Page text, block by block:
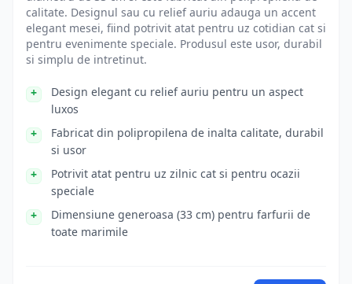
calitate. Designul sau cu relief auriu adauga un accent
elegant mesei, fiind potrivit atat pentru uz cotidian cat si
pentru evenimente speciale. Produsul este usor, durabil
si simplu de intretinut.
Design elegant cu relief auriu pentru un aspect
luxos
Fabricat din polipropilena de inalta calitate, durabil
si usor
Potrivit atat pentru uz zilnic cat si pentru ocazii
speciale
Dimensiune generoasa (33 cm) pentru farfurii de
toate marimile